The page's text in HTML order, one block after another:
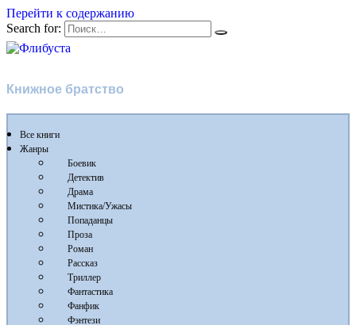
Перейти к содержанию
Search for:
Книжное братство
Все книги
Жанры
Боевик
Детектив
Драма
Мистика/Ужасы
Попаданцы
Проза
Роман
Рассказ
Триллер
Фантастика
Фанфик
Фэнтези